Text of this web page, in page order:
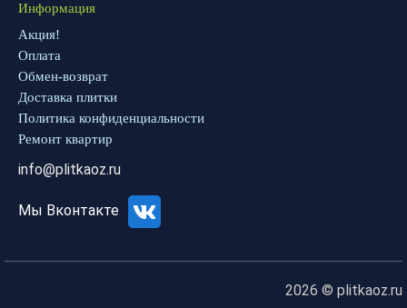
Информация
Акция!
Оплата
Обмен-возврат
Доставка плитки
Политика конфиденциальности
Ремонт квартир
info@plitkaoz.ru
Мы Вконтакте
2026 © plitkaoz.ru